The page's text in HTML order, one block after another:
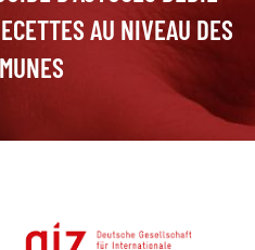
AU NIVEAU DES